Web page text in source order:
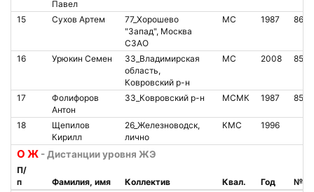
Павел
15 Сухов Артем
77_Хорошево
"Запад", Москва
СЗАО
МС 1987
16 Урюкин Семен
33_Владимирская
область,
Ковровский р-н
МС 2008
17
Фолифоров
Антон
33_Ковровский р-н МСМК 1987
18
Щепилов
Кирилл
26_Железноводск,
лично
КМС 1996
О Ж - Дистанции уровня ЖЭ
П/
п
Фамилия, имя Коллектив Квал. Год
№